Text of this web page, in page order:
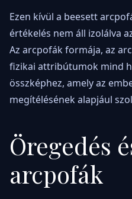
Ezen kívül a beesett
értékelés nem áll izolálva
Az arcpofák formája, az
fizikai attribútumok mind
összképhez, amely az
megítélésének alapjául
Öregedés
arcpofák